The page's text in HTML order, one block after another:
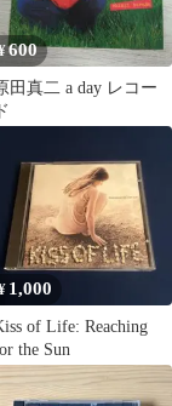
600
田真二 a day レコー
ド
1,000
of Life: Reaching
the Sun